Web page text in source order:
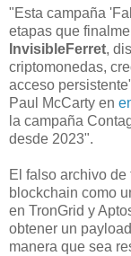
"Esta campaña
etapas que
InvisibleFerret,
criptomonedas,
acceso
Paul McCarty en
la campaña
desde 2023".
El falso archivo
blockchain como
en TronGrid y
obtener un
manera que sea